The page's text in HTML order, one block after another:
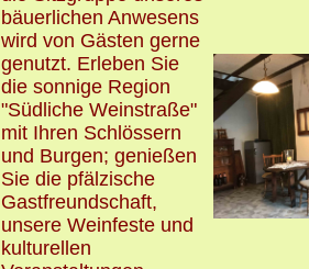
bäuerlichen Anwesens
wird von Gästen gerne
genutzt. Erleben Sie
die sonnige Region
"Südliche Weinstraße"
mit Ihren Schlössern
und Burgen; genießen
Sie die pfälzische
Gastfreundschaft,
unsere Weinfeste und
kulturellen